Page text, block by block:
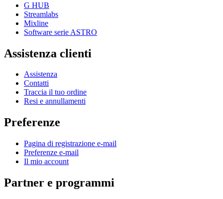
G HUB
Streamlabs
Mixline
Software serie ASTRO
Assistenza clienti
Assistenza
Contatti
Traccia il tuo ordine
Resi e annullamenti
Preferenze
Pagina di registrazione e-mail
Preferenze e-mail
Il mio account
Partner e programmi